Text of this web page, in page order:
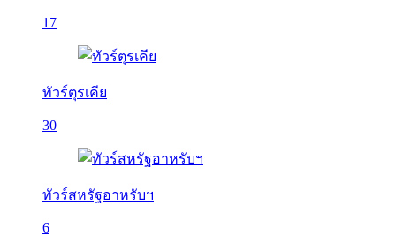
17
ทัวร์ตุรเคีย
30
ทัวร์สหรัฐอาหรับฯ
6